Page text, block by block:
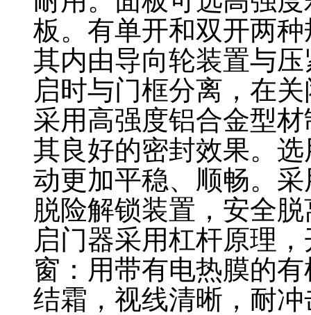
板。有单开和双开两
其内由导向轮装置与
启时与门框分离，在
采用高强度铝合金型
其良好的密封效果。
动更加平稳、顺畅。
脱险解锁装置，安全
启门器采用杠杆原理
窗：用带有电热膜的
结霜，视线清晰，耐